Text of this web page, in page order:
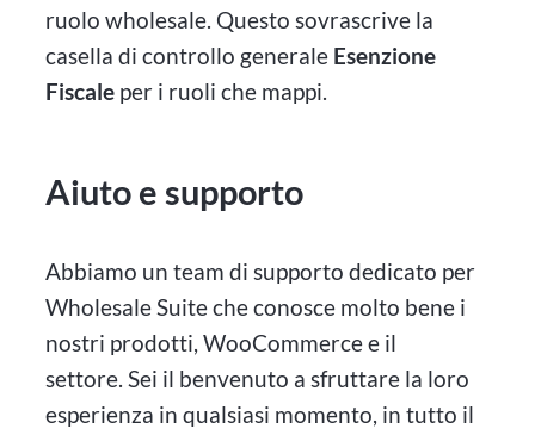
ruolo wholesale. Questo sovrascrive la
casella di controllo generale Esenzione
Fiscale per i ruoli che mappi.
Aiuto e supporto
Abbiamo un team di supporto dedicato per
Wholesale Suite che conosce molto bene i
nostri prodotti, WooCommerce e il
settore. Sei il benvenuto a sfruttare la loro
esperienza in qualsiasi momento, in tutto il